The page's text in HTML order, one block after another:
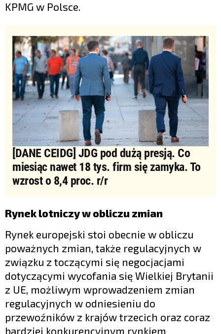
KPMG w Polsce.
[DANE CEIDG] JDG pod dużą presją. Co
miesiąc nawet 18 tys. firm się zamyka. To
wzrost o 8,4 proc. r/r
Rynek lotniczy w obliczu zmian
Rynek europejski stoi obecnie w obliczu
poważnych zmian, także regulacyjnych w
związku z toczącymi się negocjacjami
dotyczącymi wycofania się Wielkiej Brytanii
z UE, możliwym wprowadzeniem zmian
regulacyjnych w odniesieniu do
przewoźników z krajów trzecich oraz coraz
bardziej konkurencyjnym rynkiem